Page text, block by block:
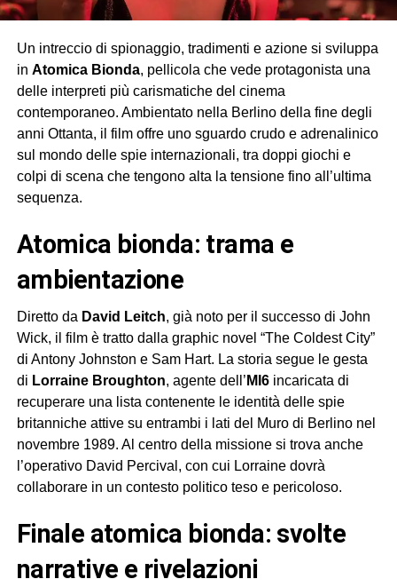
Un intreccio di spionaggio, tradimenti e azione si sviluppa
in Atomica Bionda, pellicola che vede protagonista una
delle interpreti più carismatiche del cinema
contemporaneo. Ambientato nella Berlino della fine degli
anni Ottanta, il film offre uno sguardo crudo e adrenalinico
sul mondo delle spie internazionali, tra doppi giochi e
colpi di scena che tengono alta la tensione fino all’ultima
sequenza.
atomica bionda: trama e
ambientazione
Diretto da David Leitch, già noto per il successo di John
Wick, il film è tratto dalla graphic novel “The Coldest City”
di Antony Johnston e Sam Hart. La storia segue le gesta
di Lorraine Broughton, agente dell’ MI6incaricata di
recuperare una lista contenente le identità delle spie
britanniche attive su entrambi i lati del Muro di Berlino nel
novembre 1989. Al centro della missione si trova anche
l’operativo David Percival, con cui Lorraine dovrà
collaborare in un contesto politico teso e pericoloso.
finale atomica bionda: svolte
narrative e rivelazioni